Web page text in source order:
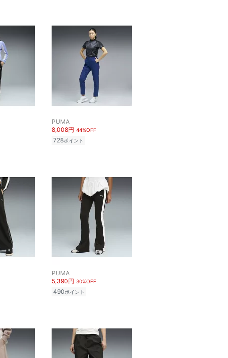
PUMA
8,008円 44%OFF
728ポイント
PUMA
5,390円 30%OFF
490ポイント